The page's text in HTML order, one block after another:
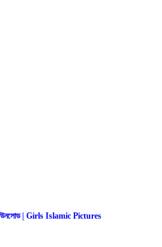
ডাউনলোড | Girls Islamic Pictures